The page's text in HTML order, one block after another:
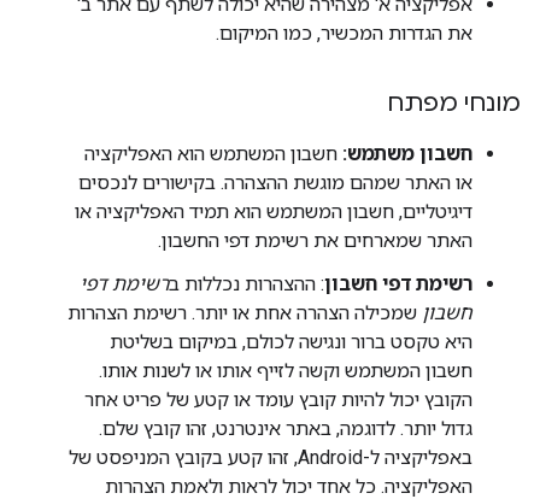
את הגדרות המכשיר, כמו המיקום.
מונחי מפתח
חשבון משתמש: חשבון המשתמש הוא האפליקציה
או האתר שמהם מוגשת ההצהרה. בקישורים לנכסים
דיגיטליים, חשבון המשתמש הוא תמיד האפליקציה או
האתר שמארחים את רשימת דפי החשבון.
רשימת דפי חשבון: ההצהרות נכללות ברשימת דפי
חשבון שמכילה הצהרה אחת או יותר. רשימת הצהרות
היא טקסט ברור ונגישה לכולם, במיקום בשליטת
חשבון המשתמש וקשה לזייף אותו או לשנות אותו.
הקובץ יכול להיות קובץ עומד או קטע של פריט אחר
גדול יותר. לדוגמה, באתר אינטרנט, זהו קובץ שלם.
באפליקציה ל-Android, זהו קטע בקובץ המניפסט של
האפליקציה. כל אחד יכול לראות ולאמת הצהרות